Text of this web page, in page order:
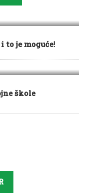
to je moguće!
škole